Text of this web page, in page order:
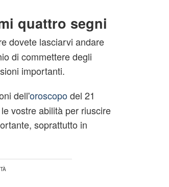
quattro segni
dovete lasciarvi andare
di commettere degli
importanti.
dell'oroscopodel 21
vostre abilità per riuscire
soprattutto in